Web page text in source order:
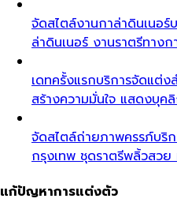
จัดสไตล์งานกาล่าดินเนอร์
ล่าดินเนอร์ งานราตรีทาง
เดทครั้งแรกบริการจัดแต่ง
สร้างความมั่นใจ แสดงบุค
จัดสไตล์ถ่ายภาพครรภ์บริ
กรุงเทพ ชุดราตรีพลิ้วสวย
แก้ปัญหาการแต่งตัว